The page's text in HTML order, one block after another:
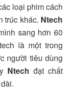
loại phim cách
trúc khác. Ntech
sang hơn 60
là một trong
người tiêu dùng
Ntech đạt chất